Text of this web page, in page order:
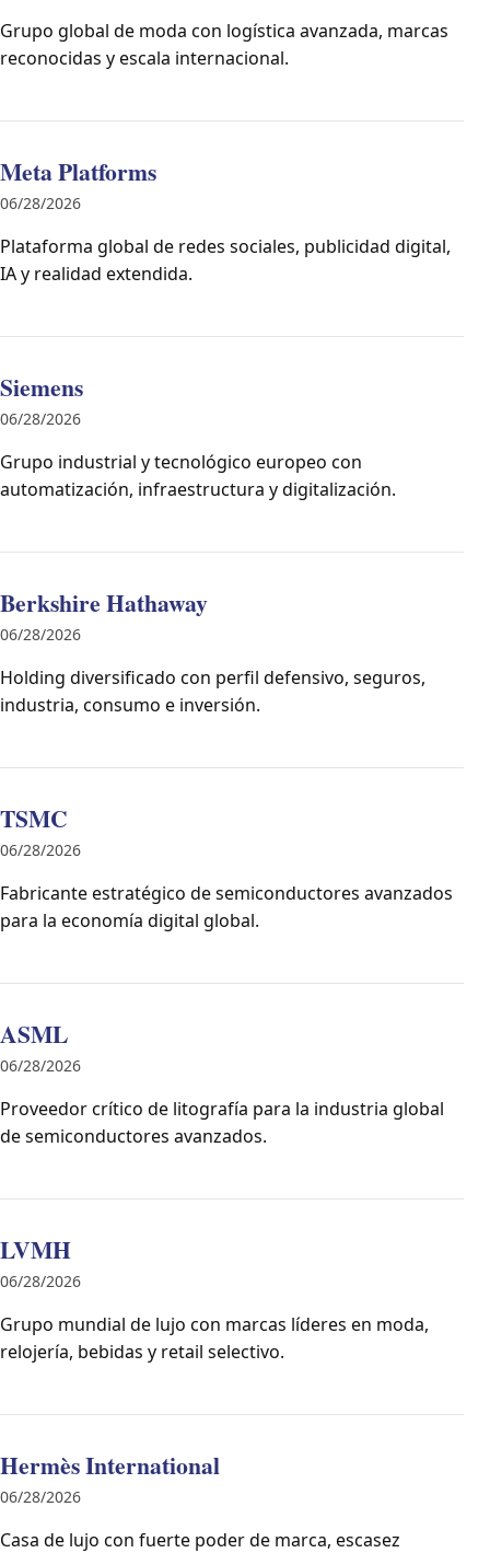
Grupo global de moda con logística avanzada, marcas
reconocidas y escala internacional.
Meta Platforms
06/28/2026
Plataforma global de redes sociales, publicidad digital,
IA y realidad extendida.
Siemens
06/28/2026
Grupo industrial y tecnológico europeo con
automatización, infraestructura y digitalización.
Berkshire Hathaway
06/28/2026
Holding diversificado con perfil defensivo, seguros,
industria, consumo e inversión.
TSMC
06/28/2026
Fabricante estratégico de semiconductores avanzados
para la economía digital global.
ASML
06/28/2026
Proveedor crítico de litografía para la industria global
de semiconductores avanzados.
LVMH
06/28/2026
Grupo mundial de lujo con marcas líderes en moda,
relojería, bebidas y retail selectivo.
Hermès International
06/28/2026
Casa de lujo con fuerte poder de marca, escasez